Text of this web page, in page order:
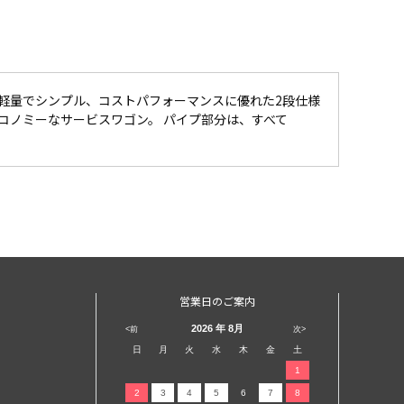
でシンプル、コストパフォーマンスに優れた2段仕様
ミーなサービスワゴン。 パイプ部分は、すべて
営業日のご案内
<前 次>
2026 年 8月
日 月 火 水 木 金 土
1
2 3 4 5 6 7 8